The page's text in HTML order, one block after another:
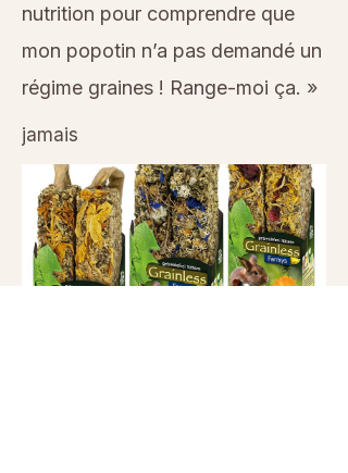
nutrition pour comprendre que
mon popotin n’a pas demandé un
régime graines ! Range-moi ça. »
jamais